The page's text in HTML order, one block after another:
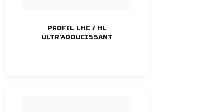
PROFIL LHC / HL
ULTR'ADOUCISSANT